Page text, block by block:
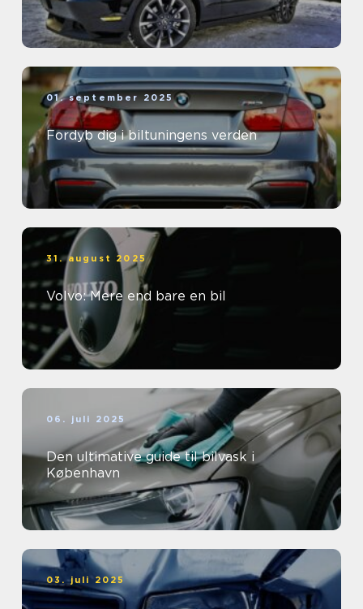
01. september 2025
Fordyb dig i biltuningens verden
31. august 2025
Volvo: Mere end bare en bil
06. juli 2025
Den ultimative guide til bilvask i
København
03. juli 2025